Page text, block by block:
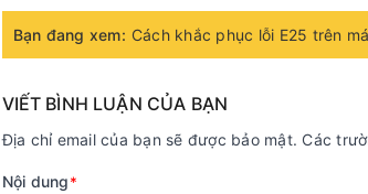
Bạn đang xem: Cách khắc phục lỗi E25 trên
VIẾT BÌNH LUẬN CỦA BẠN
Địa chỉ email của bạn sẽ được bảo mật. Các
Nội dung*